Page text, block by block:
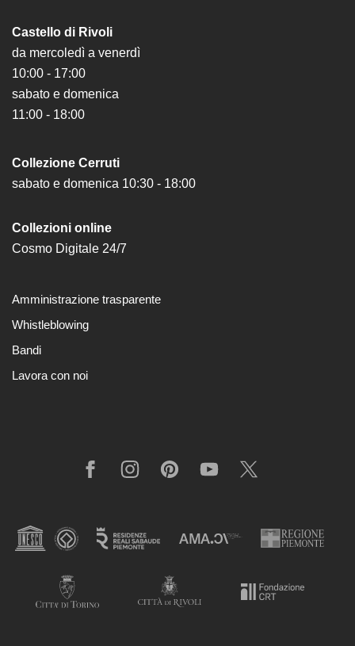
Visita
Biglietti
Area
Organizza
Amministrazione
trasparente
Whistleblowing
Sostieni
Castello di Rivoli
da mercoledì a venerdì
10:00 - 17:00
sabato e domenica
11:00 - 18:00
Collezione Cerruti
sabato e domenica 10:30 - 18:00
Collezioni online
Cosmo Digitale 24/7
Amministrazione trasparente
Whistleblowing
Bandi
Lavora con noi
FacebookInstagramPinterestYouTubeX